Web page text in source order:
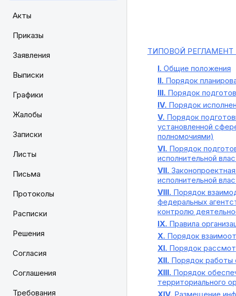
Акты
Приказы
Заявления
Выписки
Графики
Жалобы
Записки
Листы
Письма
Протоколы
Расписки
Решения
Согласия
Соглашения
Требования
ТИПОВОЙ
I. Общие положения
II. Порядок
III. Порядок
IV. Порядок
V. Порядок
установленной
полномочиями)
VI. Порядок
исполнительной
VII.
исполнительной
VIII. Порядок
федеральных
контролю
IX. Правила
X. Порядок
XI. Порядок
XII. Порядок работы
XIII. Порядок
территориального